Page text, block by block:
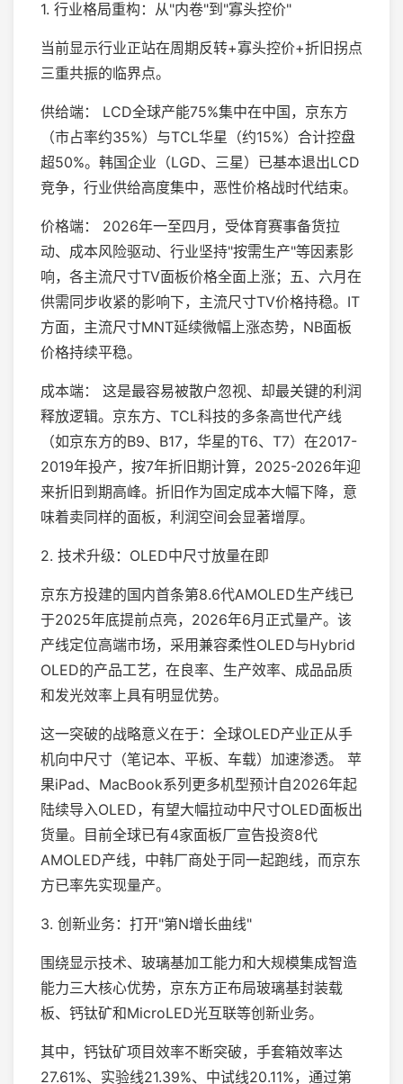
1. 行业格局重构：从"内卷"到"寡头控价"
当前显示行业正站在周期反转+寡头控价+折旧拐点
三重共振的临界点。
供给端： LCD全球产能75%集中在中国，京东方
（市占率约35%）与TCL华星（约15%）合计控盘
超50%。韩国企业（LGD、三星）已基本退出LCD
竞争，行业供给高度集中，恶性价格战时代结束。
价格端： 2026年一至四月，受体育赛事备货拉
动、成本风险驱动、行业坚持"按需生产"等因素影
响，各主流尺寸TV面板价格全面上涨；五、六月在
供需同步收紧的影响下，主流尺寸TV价格持稳。IT
方面，主流尺寸MNT延续微幅上涨态势，NB面板
价格持续平稳。
成本端： 这是最容易被散户忽视、却最关键的利润
释放逻辑。京东方、TCL科技的多条高世代产线
（如京东方的B9、B17，华星的T6、T7）在2017-
2019年投产，按7年折旧期计算，2025-2026年迎
来折旧到期高峰。折旧作为固定成本大幅下降，意
味着卖同样的面板，利润空间会显著增厚。
2. 技术升级：OLED中尺寸放量在即
京东方投建的国内首条第8.6代AMOLED生产线已
于2025年底提前点亮，2026年6月正式量产。该
产线定位高端市场，采用兼容柔性OLED与Hybrid
OLED的产品工艺，在良率、生产效率、成品品质
和发光效率上具有明显优势。
这一突破的战略意义在于：全球OLED产业正从手
机向中尺寸（笔记本、平板、车载）加速渗透。 苹
果iPad、MacBook系列更多机型预计自2026年起
陆续导入OLED，有望大幅拉动中尺寸OLED面板出
货量。目前全球已有4家面板厂宣告投资8代
AMOLED产线，中韩厂商处于同一起跑线，而京东
方已率先实现量产。
3. 创新业务：打开"第N增长曲线"
围绕显示技术、玻璃基加工能力和大规模集成智造
能力三大核心优势，京东方正布局玻璃基封装载
板、钙钛矿和MicroLED光互联等创新业务。
其中，钙钛矿项目效率不断突破，手套箱效率达
27.61%、实验线21.39%、中试线20.11%，通过第